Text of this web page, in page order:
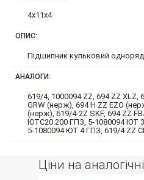
4x11x4
ОПИС:
Підшипник кульковий
АНАЛОГИ:
619/4, 1000094 ZZ, 694 ZZ XLZ,
GRW (нерж), 694 H ZZ EZO
(нерж), 619/4-2Z SKF, 694 ZZ
ЮТС20 200 ГПЗ, 5-1080094 ЮТ
5-1080094 ЮТ 4 ГПЗ, 619/4 ZZ
Ціни на